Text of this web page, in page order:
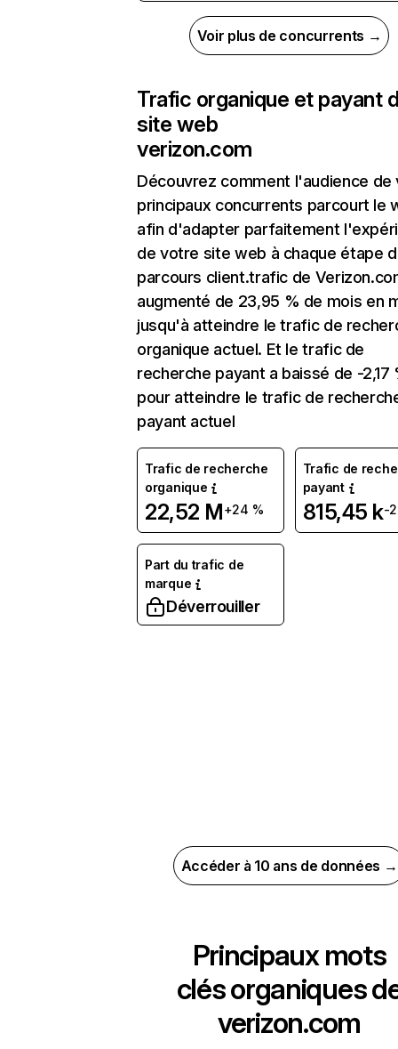
Voir plus de concurrents →
Trafic organique et payant
site web
verizon.com
Découvrez comment l'audience de
principaux concurrents parcourt le
afin d'adapter parfaitement
de votre site web à chaque étape
parcours client.trafic de
augmenté de 23,95 % de mois en
jusqu'à atteindre le trafic de
organique actuel. Et le trafic de
recherche payant a baissé de -2,17
pour atteindre le trafic de
payant actuel
Trafic de recherche
organique
22,52 M+24 %
Trafic de
payant
815,45 k-
Part du trafic de
marque
Déverrouiller
Accéder à 10 ans de données →
Principaux mots
clés organiques
verizon.com